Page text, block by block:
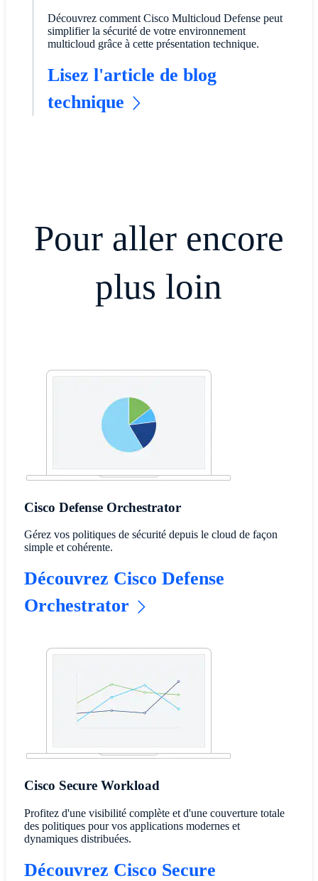
Découvrez comment Cisco Multicloud Defense peut
simplifier la sécurité de votre environnement
multicloud grâce à cette présentation technique.
Lisez l'article de blog
technique
Pour aller encore
plus loin
Cisco Defense Orchestrator
Gérez vos politiques de sécurité depuis le cloud de façon
simple et cohérente.
Découvrez Cisco Defense
Orchestrator
Cisco Secure Workload
Profitez d'une visibilité complète et d'une couverture totale
des politiques pour vos applications modernes et
dynamiques distribuées.
Découvrez Cisco Secure